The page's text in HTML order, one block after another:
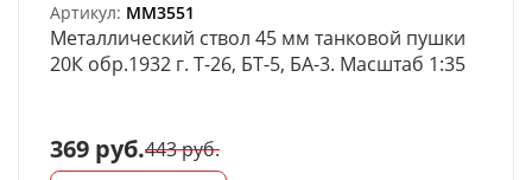
Артикул: MM3551
Металлический ствол 45 мм танковой пушки
20К обр.1932 г. Т-26, БТ-5, БА-3. Масштаб 1:35
369 руб.443 руб.